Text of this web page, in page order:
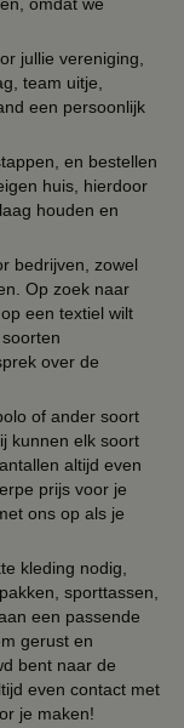
jullie vereniging,
team uitje,
een persoonlijk
en bestellen
huis, hierdoor
houden en
bedrijven, zowel
Op zoek naar
een textiel wilt
over de
of ander soort
kunnen elk soort
altijd even
prijs voor je
ons op als je
kleding nodig,
sporttassen,
een passende
gerust en
bent naar de
even contact met
je maken!